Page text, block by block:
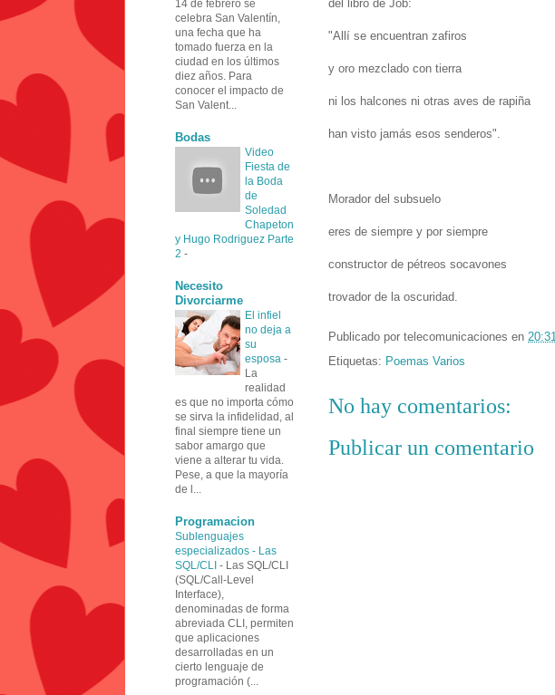
del libro de Job:
"Allí se encuentran zafiros
y oro mezclado con tierra
ni los halcones ni otras aves de rapiña
han visto jamás esos senderos".
Morador del subsuelo
eres de siempre y por siempre
constructor de pétreos socavones
trovador de la oscuridad.
Publicado por telecomunicaciones en 20:31
Etiquetas: Poemas Varios
No hay comentarios:
Publicar un comentario
14 de febrero se
celebra San Valentín,
una fecha que ha
tomado fuerza en la
ciudad en los últimos
diez años. Para
conocer el impacto de
San Valent...
Bodas
Video
Fiesta de
la Boda
de
Soledad
Chapeton
y Hugo Rodriguez Parte
2 -
Necesito
Divorciarme
El infiel
no deja a
su
esposa -
La
realidad
es que no importa cómo
se sirva la infidelidad, al
final siempre tiene un
sabor amargo que
viene a alterar tu vida.
Pese, a que la mayoría
de l...
Programacion
Sublenguajes
especializados - Las
SQL/CLI - Las SQL/CLI
(SQL/Call-Level
Interface),
denominadas de forma
abreviada CLI, permiten
que aplicaciones
desarrolladas en un
cierto lenguaje de
programación (...